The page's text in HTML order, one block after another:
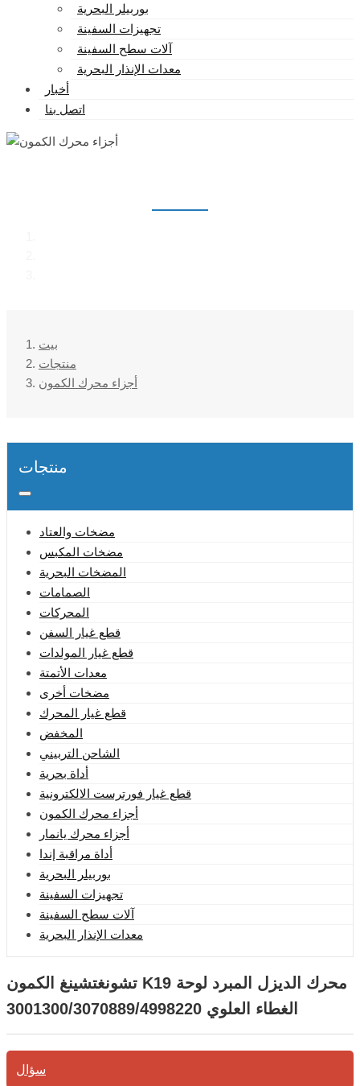
بوربيلر البحرية
تجهيزات السفينة
آلات سطح السفينة
معدات الإنذار البحرية
أخبار
اتصل بنا
بيت
منتجات
أجزاء محرك الكمون
منتجات
مضخات والعتاد
مضخات المكبس
المضخات البحرية
الصمامات
المحركات
قطع غيار السفن
قطع غيار المولدات
معدات الأتمتة
مضخات أخرى
قطع غيار المحرك
المخفض
الشاحن التربيني
أداة بحرية
قطع غيار فورترست الالكترونية
أجزاء محرك الكمون
أجزاء محرك يانمار
أداة مراقبة إندا
بوربيلر البحرية
تجهيزات السفينة
آلات سطح السفينة
معدات الإنذار البحرية
تشونغتشينغ الكمون K19 محرك الديزل المبرد لوحة
الغطاء العلوي 3001300/3070889/4998220
سؤال